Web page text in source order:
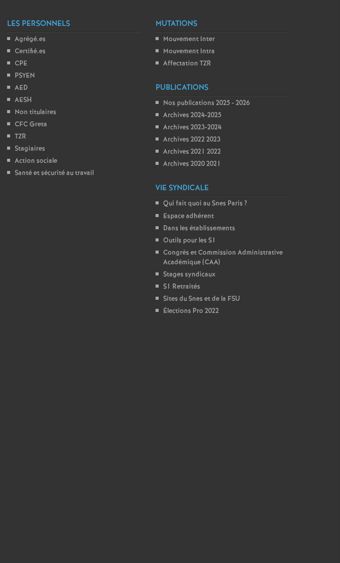
LES PERSONNELS
Agrégé.es
Certifié.es
CPE
PSYEN
AED
AESH
Non titulaires
CFC Greta
TZR
Stagiaires
Action sociale
Santé et sécurité au travail
MUTATIONS
Mouvement Inter
Mouvement Intra
Affectation TZR
PUBLICATIONS
Nos publications 2025 - 2026
Archives 2024-2025
Archives 2023-2024
Archives 2022 2023
Archives 2021 2022
Archives 2020 2021
VIE SYNDICALE
Qui fait quoi au Snes Paris ?
Espace adhérent
Dans les établissements
Outils pour les S1
Congrès et Commission Administrative
Académique (CAA)
Stages syndicaux
S1 Retraités
Sites du Snes et de la FSU
Élections Pro 2022